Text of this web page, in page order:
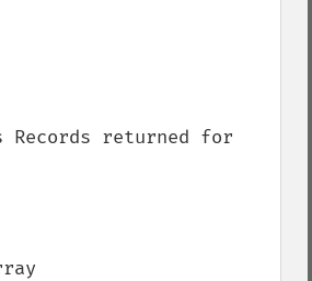
Records returned for